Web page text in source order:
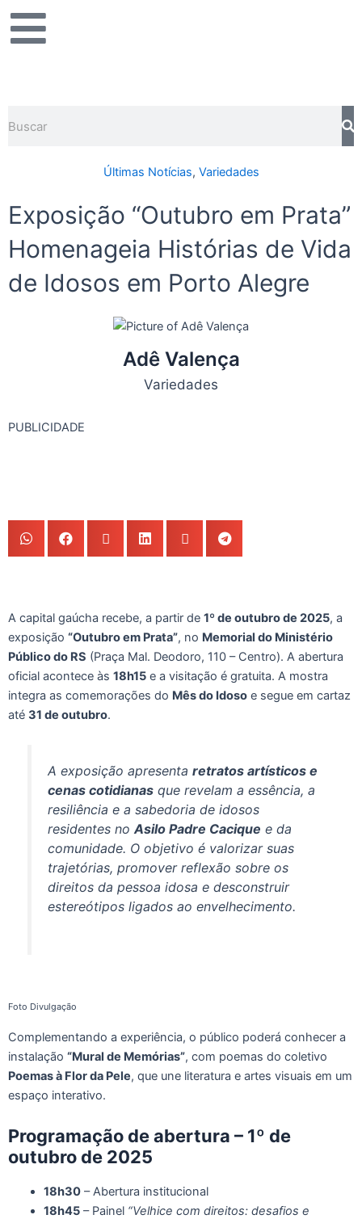
para
Últimas Notícias, Variedades
Exposição “Outubro em Prata”
Homenageia Histórias de Vida
de Idosos em Porto Alegre
Adê Valença
Variedades
PUBLICIDADE
A capital gaúcha recebe, a partir de 1º de outubro de 2025, a
exposição “Outubro em Prata”, no Memorial do Ministério
Público do RS (Praça Mal. Deodoro, 110 – Centro). A abertura
oficial acontece às 18h15 e a visitação é gratuita. A mostra
integra as comemorações do Mês do Idoso e segue em cartaz
até 31 de outubro.
A exposição apresentaretratos artísticos e
cenas cotidianas que revelam a essência, a
resiliência e a sabedoria de idosos
residentes noAsilo Padre Cacique e da
comunidade. O objetivo é valorizar suas
trajetórias, promover reflexão sobre os
direitos da pessoa idosa e desconstruir
estereótipos ligados ao envelhecimento.
Foto Divulgação
Complementando a experiência, o público poderá conhecer a
instalação “Mural de Memórias”, com poemas do coletivo
Poemas à Flor da Pele, que une literatura e artes visuais em um
espaço interativo.
Programação de abertura – 1º de
outubro de 2025
18h30– Abertura institucional
18h45– Painel “Velhice com direitos: desafios e